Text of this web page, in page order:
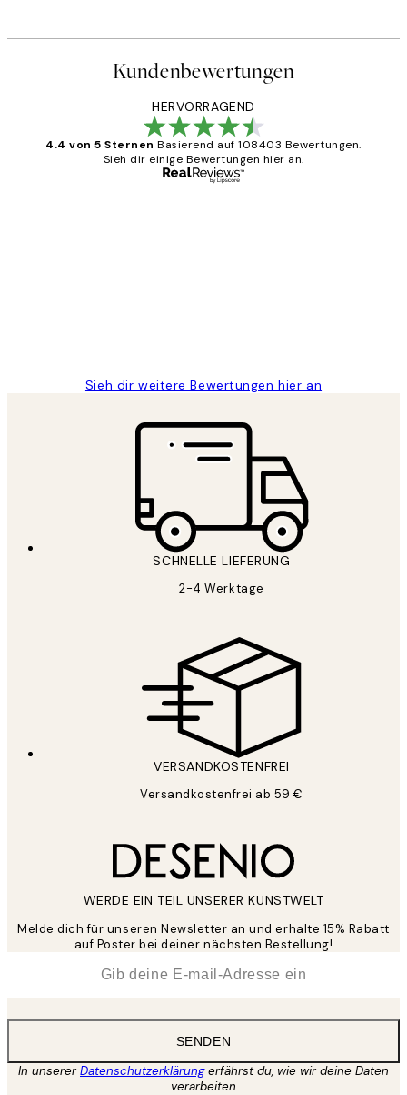
Kundenbewertungen
HERVORRAGEND
4.4 von 5 Sternen Basierend auf 108403 Bewertungen.
Sieh dir einige Bewertungen hier an.
Sieh dir weitere Bewertungen hier an
SCHNELLE LIEFERUNG
2-4 Werktage
VERSANDKOSTENFREI
Versandkostenfrei ab 59 €
WERDE EIN TEIL UNSERER KUNSTWELT
Melde dich für unseren Newsletter an und erhalte 15% Rabatt
auf Poster bei deiner nächsten Bestellung!
SENDEN
In unsererDatenschutzerklärungerfährst du, wie wir deine Daten
verarbeiten